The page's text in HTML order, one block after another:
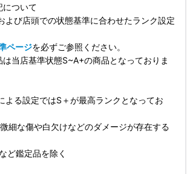
について
よび店頭での状態基準に合わせたランク設定
ページを必ずご参照ください。
当店基準状態S~A+の商品となっておりま
よる設定ではS＋が最高ランクとなってお
細な傷や白欠けなどのダメージが存在する
ど鑑定品を除く